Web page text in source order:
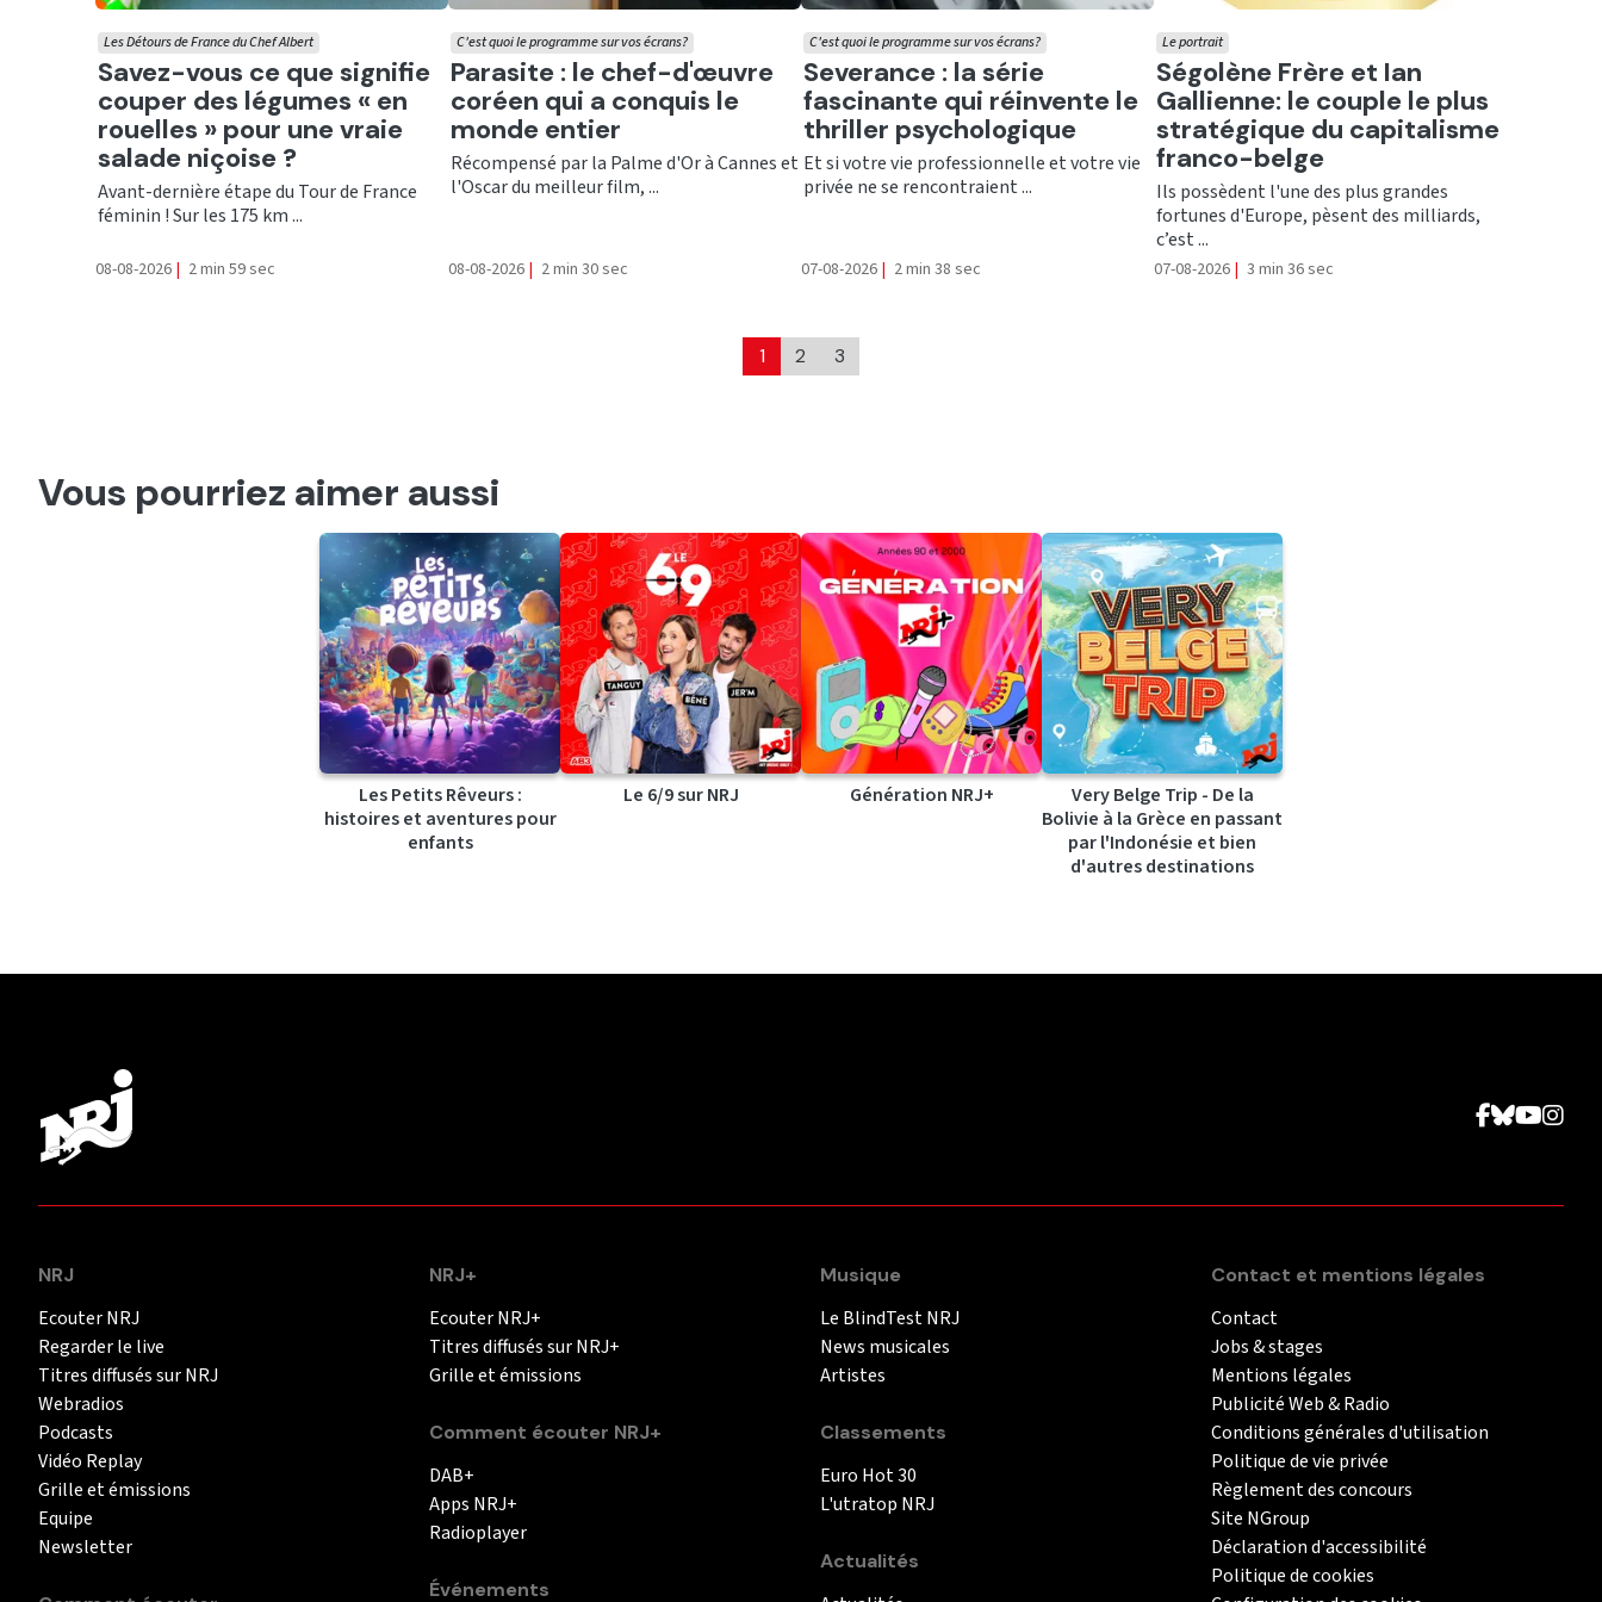
Ecouter
Savez-vous ce que signifie
couper des légumes « en
rouelles » pour une vraie
salade niçoise ?
Les Détours de France du Chef Albert
Avant-dernière étape du Tour de France
féminin ! Sur les 175 km ...
08-08-2026 | 2 min 59 sec
Ecouter
Parasite : le chef-d'œuvre
coréen qui a conquis le
monde entier
C'est quoi le programme sur vos écrans?
Récompensé par la Palme d'Or à Cannes et
l'Oscar du meilleur film, ...
08-08-2026 | 2 min 30 sec
Ecouter
Severance : la série
fascinante qui réinvente le
thriller psychologique
C'est quoi le programme sur vos écrans?
Et si votre vie professionnelle et votre vie
privée ne se rencontraient ...
07-08-2026 | 2 min 38 sec
Ecouter
Ségolène Frère et Ian
Gallienne: le couple le plus
stratégique du capitalisme
franco-belge
Le portrait
Ils possèdent l'une des plus grandes
fortunes d'Europe, pèsent des milliards,
c’est ...
07-08-2026 | 3 min 36 sec
1 2 3
Vous pourriez aimer aussi
Les Petits Rêveurs :
histoires et aventures pour
enfants
Le 6/9 sur NRJ Génération NRJ+
Very Belge Trip - De la
Bolivie à la Grèce en passant
par l'Indonésie et bien
d'autres destinations
NRJ
Ecouter NRJ
Regarder le live
Titres diffusés sur NRJ
Webradios
Podcasts
Vidéo Replay
Grille et émissions
Equipe
Newsletter
NRJ+
Ecouter NRJ+
Titres diffusés sur NRJ+
Grille et émissions
Comment écouter NRJ+
DAB+
Apps NRJ+
Radioplayer
Événements
Musique
Le BlindTest NRJ
News musicales
Artistes
Classements
Euro Hot 30
L'utratop NRJ
Actualités
Contact et mentions légales
Contact
Jobs & stages
Mentions légales
Publicité Web & Radio
Conditions générales d'utilisation
Politique de vie privée
Règlement des concours
Site NGroup
Déclaration d'accessibilité
Politique de cookies